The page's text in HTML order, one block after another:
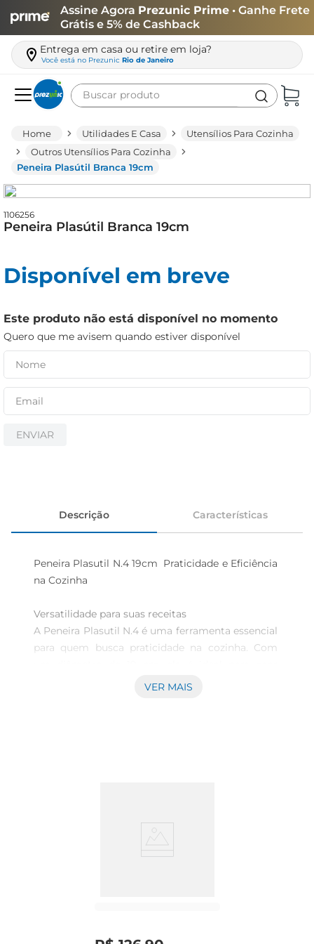
Assine Agora Prezunic Prime • Ganhe Frete
Grátis e 5% de Cashback
Entrega em casa ou retire em loja?
Você está no Prezunic Rio de Janeiro
Buscar produto
Utilidades E Casa
Utensílios Para Cozinha
Outros Utensílios Para Cozinha
Peneira Plasútil Branca 19cm
1106256
Peneira Plasútil Branca 19cm
Disponível em breve
Este produto não está disponível no momento
Quero que me avisem quando estiver disponível
ENVIAR
Descrição Características
Peneira Plasutil N.4 19cm  Praticidade e Eficiência
na Cozinha
Versatilidade para suas receitas
A Peneira Plasutil N.4 é uma ferramenta essencial
para quem busca praticidade na cozinha. Com
líquidos, peneirar farinhas e até mesmo escorrer
material não só facilita o manuseio, mas também
VER MAIS
leite
queijo
azeite
cerveja
iogurte
papel higiênico